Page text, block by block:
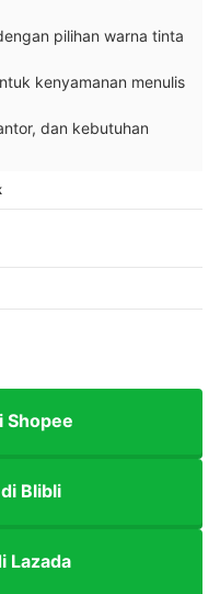
pilihan warna tinta
kenyamanan menulis
dan kebutuhan
Shopee
Blibli
Lazada